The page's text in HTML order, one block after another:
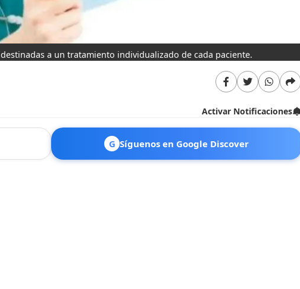
a un tratamiento individualizado de cada paciente.
Activar Notificaciones
G Síguenos en Google Discover